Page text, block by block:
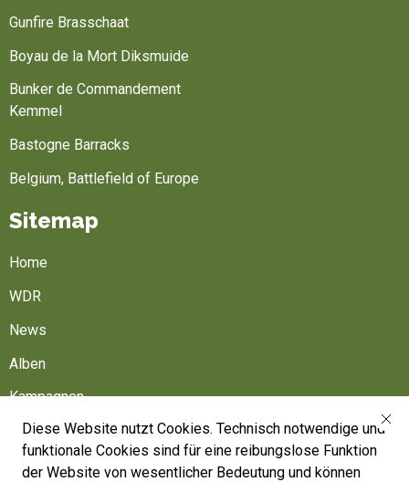
Diese Website nutzt Cookies. Technisch notwendige und
funktionale Cookies sind für eine reibungslose Funktion
der Website von wesentlicher Bedeutung und können
Gunfire Brasschaat
Boyau de la Mort Diksmuide
Bunker de Commandement
Kemmel
Bastogne Barracks
Belgium, Battlefield of Europe
Sitemap
Home
WDR
News
Alben
Kampagnen
Friedhöfe
Belgische Armee